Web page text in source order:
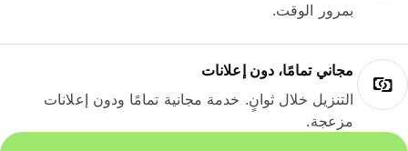
بمرور الوقت.
مجاني تمامًا، دون إعلانات
التنزيل خلال ثوانٍ. خدمة مجانية تمامًا ودون إعلانات
مزعجة.